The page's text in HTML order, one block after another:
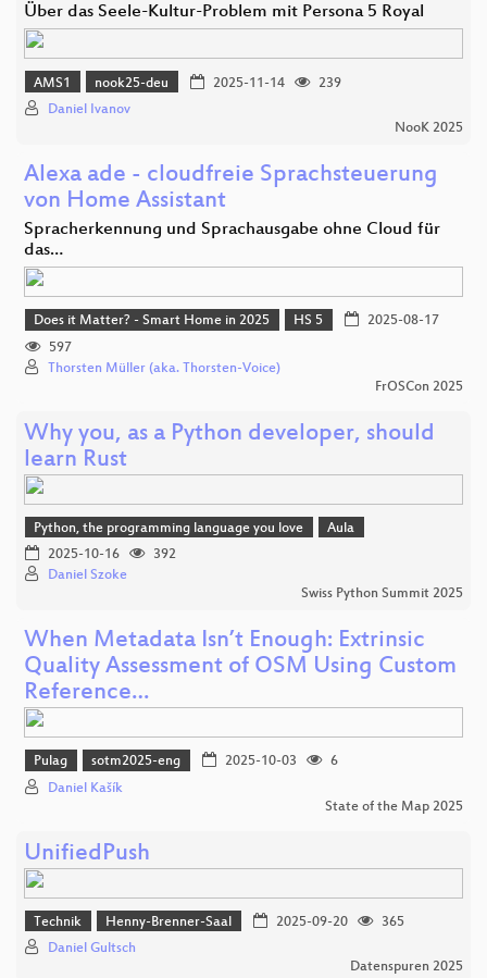
Über das Seele-Kultur-Problem mit Persona 5 Royal
AMS1 nook25-deu 2025-11-14
239
Daniel Ivanov
NooK 2025
Alexa ade - cloudfreie Sprachsteuerung
von Home Assistant
Spracherkennung und Sprachausgabe ohne Cloud für
das…
Does it Matter? - Smart Home in 2025 HS 5
2025-08-17
597
Thorsten Müller (aka. Thorsten-Voice)
FrOSCon 2025
Why you, as a Python developer, should
learn Rust
Python, the programming language you love
Aula
2025-10-16
392
Daniel Szoke
Swiss Python Summit 2025
When Metadata Isn’t Enough: Extrinsic
Quality Assessment of OSM Using Custom
Reference…
Pulag sotm2025-eng 2025-10-03
6
Daniel Kašík
State of the Map 2025
UnifiedPush
Technik Henny-Brenner-Saal 2025-09-20
365
Daniel Gultsch
Datenspuren 2025